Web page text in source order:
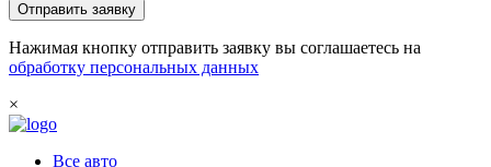
Отправить заявку
Нажимая кнопку отправить заявку вы соглашаетесь на
обработку персональных данных
×
Все авто